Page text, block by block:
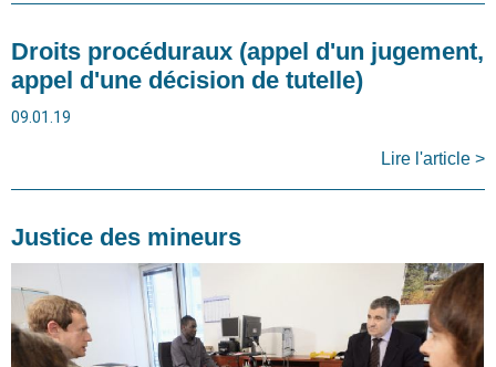
Droits procéduraux (appel d'un jugement,
appel d'une décision de tutelle)
09.01.19
Lire l'article >
Justice des mineurs